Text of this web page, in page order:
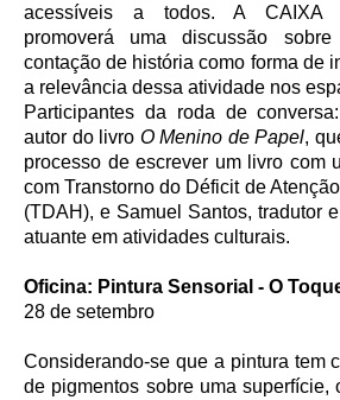
acessíveis a todos. A CAIXA
promoverá uma discussão
contação de história como forma de
a relevância dessa atividade nos
Participantes da roda de
autor do livro O Menino de Papel,
processo de escrever um livro com
com Transtorno do Déficit de
(TDAH), e Samuel Santos, tradutor
atuante em atividades culturais.
Oficina: Pintura Sensorial - O
28 de setembro
Considerando-se que a pintura tem
de pigmentos sobre uma superfície,